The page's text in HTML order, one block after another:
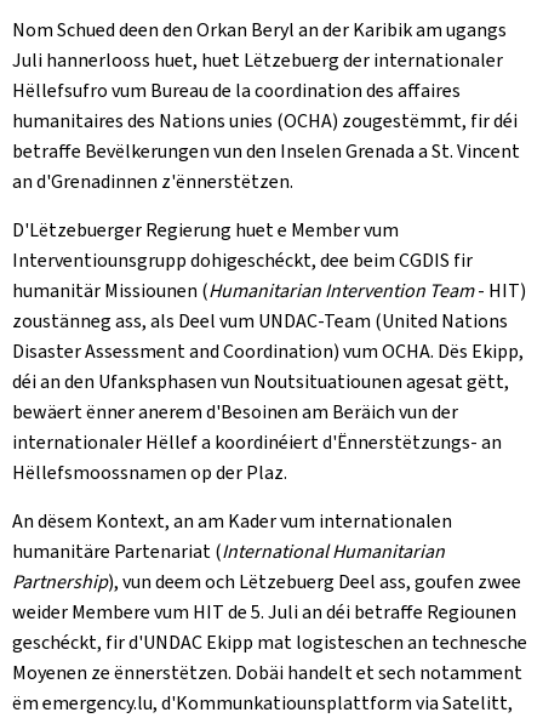
Nom Schued deen den Orkan Beryl an der Karibik am ugangs
Juli hannerlooss huet, huet Lëtzebuerg der internationaler
Hëllefsufro vum Bureau de la coordination des affaires
humanitaires des Nations unies (OCHA) zougestëmmt, fir déi
betraffe Bevëlkerungen vun den Inselen Grenada a St. Vincent
an d'Grenadinnen z'ënnerstëtzen.
D'Lëtzebuerger Regierung huet e Member vum
Interventiounsgrupp dohigeschéckt, dee beim CGDIS fir
humanitär Missiounen (Humanitarian Intervention Team- HIT)
zoustänneg ass, als Deel vum UNDAC-Team (United Nations
Disaster Assessment and Coordination) vum OCHA. Dës Ekipp,
déi an den Ufanksphasen vun Noutsituatiounen agesat gëtt,
bewäert ënner anerem d'Besoinen am Beräich vun der
internationaler Hëllef a koordinéiert d'Ënnerstëtzungs- an
Hëllefsmoossnamen op der Plaz.
An dësem Kontext, an am Kader vum internationalen
humanitäre Partenariat (International Humanitarian
Partnership), vun deem och Lëtzebuerg Deel ass, goufen zwee
weider Membere vum HIT de 5. Juli an déi betraffe Regiounen
geschéckt, fir d'UNDAC Ekipp mat logisteschen an technesche
Moyenen ze ënnerstëtzen. Dobäi handelt et sech notamment
ëm emergency.lu, d'Kommunkatiounsplattform via Satelitt,